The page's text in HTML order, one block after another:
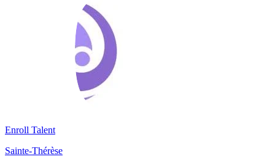
Enroll Talent
Sainte-Thérèse